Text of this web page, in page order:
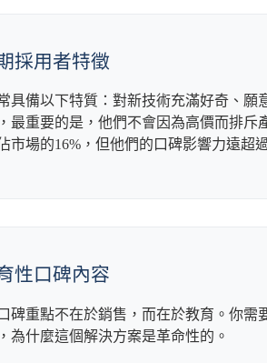
採用者特徵
具備以下特質：對新技術充滿好奇、願
最重要的是，他們不會因為高價而排斥
市場的16%，但他們的口碑影響力遠超
性口碑內容
碑重點不在於銷售，而在於教育。你需
為什麼這個解決方案是革命性的。